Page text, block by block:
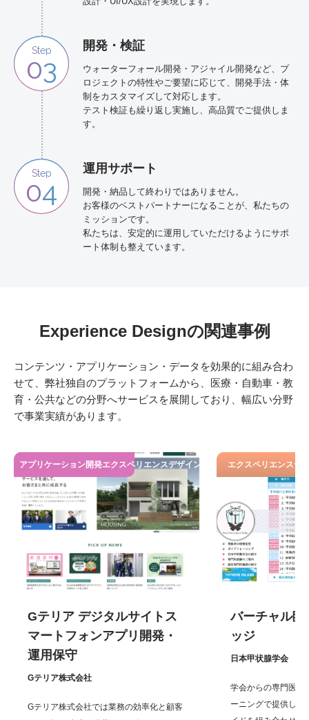
Step
03
開発・検証
ウォーターフォール開発・アジャイル開発など、プ
ロジェクトの特性やご要望に応じて、開発手法・体
制をカスタマイズして対応します。
テスト検証も繰り返し実施し、高品質でご提供しま
す。
Step
04
運用サポート
開発・納品して終わりではありません。
お客様のベストパートナーになることが、私たちの
ミッションです。
私たちは、安定的に運用していただけるようにサポ
ート体制も整えています。
Experience Designの関連事例
コンテンツ・アプリケーション・データを効果的に組み合わ
せて、弊社独自のプラットフォームから、医療・自動車・教
育・公共などの分野へサービスを展開しており、幅広い分野
で事業実績があります。
アプリケーション開発エクスペリエンスデザイン
Gテリア デジタルサイトス
マートフォンアプリ開発・
運用保守
Gテリア株式会社
Gテリア株式会社では業務の効率化と顧客
エクスペリエンスデ
バーチャル
ッジ
日本甲状腺学会
学会からの専門医認
ーニングで提供して